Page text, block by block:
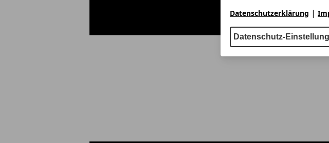
Datenschutzerklärung |
Datenschutz-